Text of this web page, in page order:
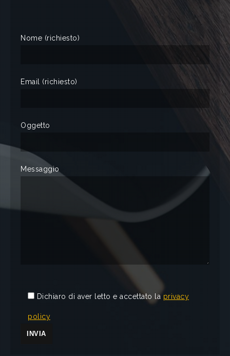
Nome (richiesto)
Email (richiesto)
Oggetto
Messaggio
Dichiaro di aver letto e accettato la privacy
policy